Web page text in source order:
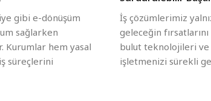
gibi e-dönüşüm
sağlarken
Kurumlar hem yasal
süreçlerini
İş çözümlerimiz
geleceğin
bulut teknolojileri ve
işletmenizi sürekli